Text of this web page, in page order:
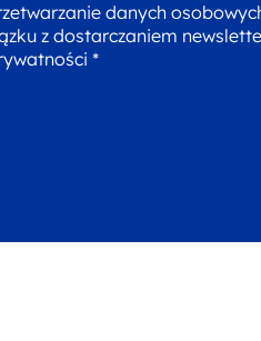
danych
z dostarczaniem
*